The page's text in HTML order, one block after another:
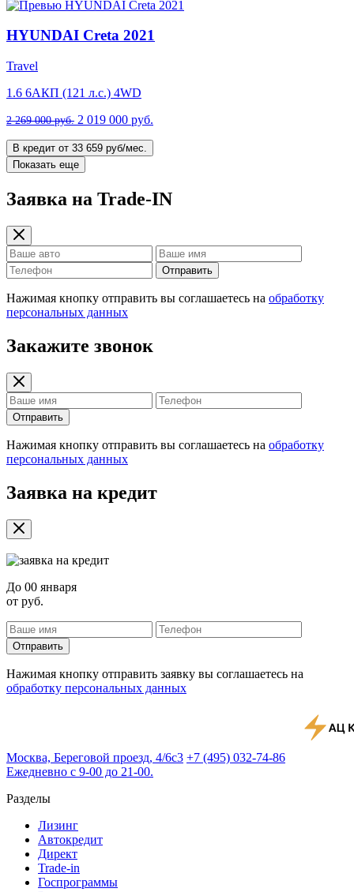
HYUNDAI Creta 2021
Travel
1.6 6AКП (121 л.с.) 4WD
2 269 000 руб. 2 019 000 руб.
В кредит от 33 659 руб/мес.
Показать еще
Заявка на Trade-IN
Отправить
Нажимая кнопку отправить вы соглашаетесь на обработку
персональных данных
Закажите звонок
Отправить
Нажимая кнопку отправить вы соглашаетесь на обработку
персональных данных
Заявка на кредит
До 00 января
от руб.
Отправить
Нажимая кнопку отправить заявку вы соглашаетесь на
обработку персональных данных
Москва, Береговой проезд, 4/6с3 +7 (495) 032-74-86
Ежедневно с 9-00 до 21-00.
Разделы
Лизинг
Автокредит
Директ
Trade-in
Госпрограммы